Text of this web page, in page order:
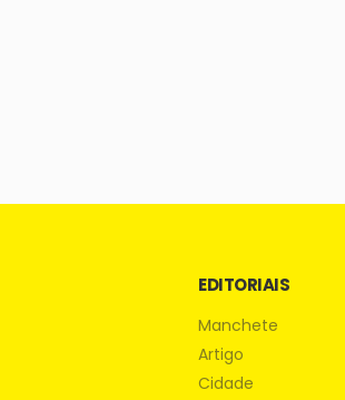
EDITORIAIS
Manchete
Artigo
Cidade